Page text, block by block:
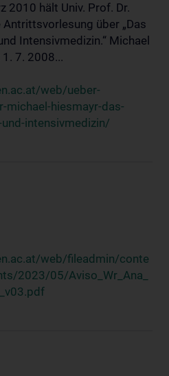
2010 hält Univ. Prof. Dr.
über „Das
Intensivmedizin.“ Michael
7. 2008...
web/ueber-
hiesmayr-das-
intensivmedizin/
web/fileadmin/conte
2023/05/Aviso_Wr_Ana_